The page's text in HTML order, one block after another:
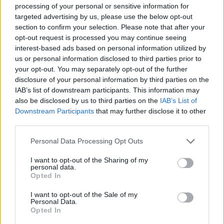
processing of your personal or sensitive information for
targeted advertising by us, please use the below opt-out
section to confirm your selection. Please note that after your
opt-out request is processed you may continue seeing
interest-based ads based on personal information utilized by
us or personal information disclosed to third parties prior to
your opt-out. You may separately opt-out of the further
disclosure of your personal information by third parties on the
IAB’s list of downstream participants. This information may
also be disclosed by us to third parties on the IAB’s List of
Downstream Participants that may further disclose it to other
Personal Data Processing Opt Outs
I want to opt-out of the Sharing of my
personal data.
Opted In
I want to opt-out of the Sale of my
Personal Data.
Opted In
Obtarcie blon sluzowych pochwy
Obtarcie blon sluzowych pochwy podczas
seksu.Krew poleciala i jest pieczenie podczas
sikania i napuchniete .Jaka masc albo zel
pomoze na ta dolegliwość?.
Forum:Ginekologia - forum dla rodziny i
pacjentki
POWIĄZANE
embolizacja mięśniaków macicy
ropień gruczołu bartholina opryszczka
Reklama: